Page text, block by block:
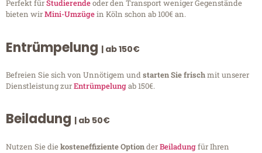
Perfekt fürStudierendeoder den Transport weniger Gegenstände
bieten wirMini-Umzügein Köln schon ab 100€ an.
Entrümpelung | ab 150€
Befreien Sie sich von Unnötigem undstarten Sie frischmit unserer
Dienstleistung zurEntrümpelungab 150€.
Beiladung | ab 50€
Nutzen Sie diekosteneffiziente OptionderBeiladungfür Ihren